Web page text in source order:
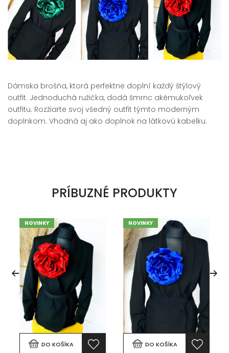
Dámska brošňa, ktorá perfektne doplní každý štýlový
outfit. Jednoduchá ružička, dodá šmrnc akémukoľvek
outfitu. Rozžiarte svoj všedný outfit týmto moderným
doplnkom. Vhodná aj ako doplnok na látkovú kabelku.
PRÍBUZNÉ PRODUKTY
NOVINKY
DO KOŠÍKA
NOVINKY
DO KOŠÍKA